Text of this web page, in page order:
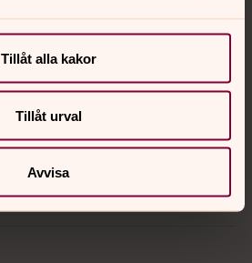
Tillåt alla kakor
Tillåt urval
Avvisa